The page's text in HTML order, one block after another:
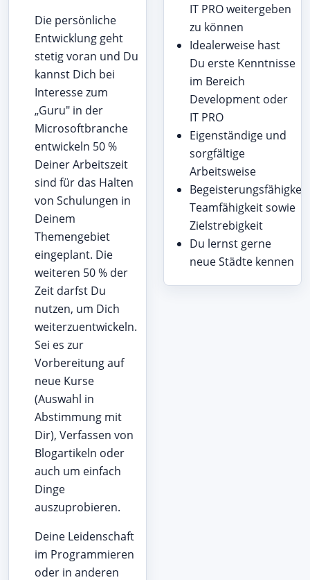
Die persönliche
Entwicklung geht
stetig voran und Du
kannst Dich bei
Interesse zum
„Guru" in der
Microsoftbranche
entwickeln 50 %
Deiner Arbeitszeit
sind für das Halten
von Schulungen in
Deinem
Themengebiet
eingeplant. Die
weiteren 50 % der
Zeit darfst Du
nutzen, um Dich
weiterzuentwickeln.
Sei es zur
Vorbereitung auf
neue Kurse
(Auswahl in
Abstimmung mit
Dir), Verfassen von
Blogartikeln oder
auch um einfach
Dinge
auszuprobieren.
Deine Leidenschaft
im Programmieren
oder in anderen
IT PRO weitergeben
zu können
Idealerweise hast
Du erste Kenntnisse
im Bereich
Development oder
IT PRO
Eigenständige und
sorgfältige
Arbeitsweise
Teamfähigkeit sowie
Zielstrebigkeit
Du lernst gerne
neue Städte kennen